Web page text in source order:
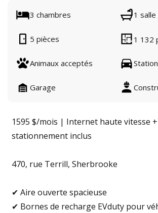
3 chambres 1
5 pièces 1 132
Animaux acceptés
Garage
1595 $/mois | Internet haute vitesse +
stationnement inclus
470, rue Terrill, Sherbrooke
✔ Aire ouverte spacieuse
✔ Bornes de recharge EVduty pour